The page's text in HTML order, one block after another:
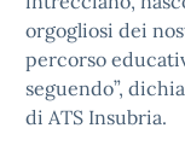
orgogliosi dei
percorso
seguendo”,
di ATS Insubria.